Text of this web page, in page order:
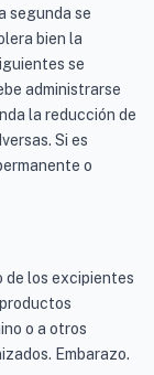
segunda se
bien la
se
administrarse
la reducción de
Si es
o
de los excipientes
o a otros
Embarazo.